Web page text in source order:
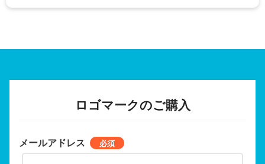
ロゴマークのご購入
メールアドレス